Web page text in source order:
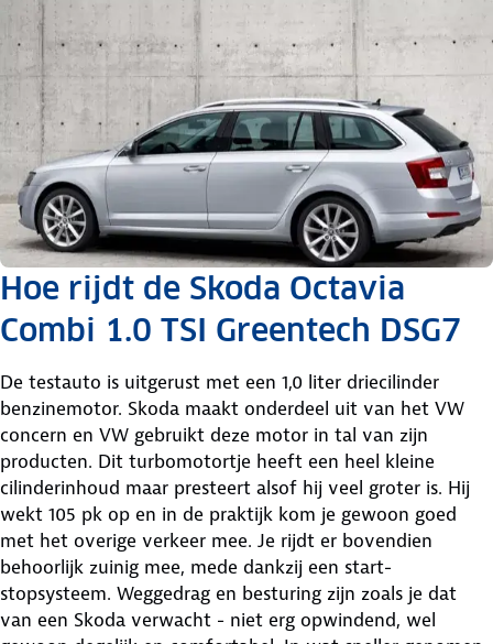
Hoe rijdt de Skoda Octavia
Combi 1.0 TSI Greentech DSG7
De testauto is uitgerust met een 1,0 liter driecilinder
benzinemotor. Skoda maakt onderdeel uit van het VW
concern en VW gebruikt deze motor in tal van zijn
producten. Dit turbomotortje heeft een heel kleine
cilinderinhoud maar presteert alsof hij veel groter is. Hij
wekt 105 pk op en in de praktijk kom je gewoon goed
met het overige verkeer mee. Je rijdt er bovendien
behoorlijk zuinig mee, mede dankzij een start-
stopsysteem. Weggedrag en besturing zijn zoals je dat
van een Skoda verwacht - niet erg opwindend, wel